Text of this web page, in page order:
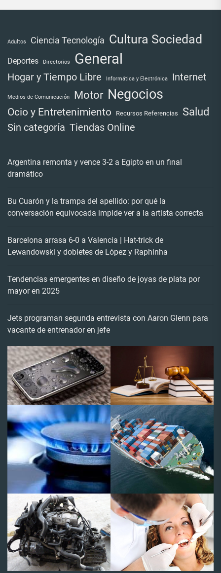
Adultos Ciencia Tecnología Cultura Sociedad
Deportes Directorios General
Hogar y Tiempo Libre Informática y Electrónica Internet
Medios de Comunicación Motor Negocios
Ocio y Entretenimiento Recursos Referencias Salud
Sin categoría Tiendas Online
Argentina remonta y vence 3-2 a Egipto en un final
dramático
Bu Cuarón y la trampa del apellido: por qué la
conversación equivocada impide ver a la artista correcta
Barcelona arrasa 6-0 a Valencia | Hat-trick de
Lewandowski y dobletes de López y Raphinha
Tendencias emergentes en diseño de joyas de plata por
mayor en 2025
Jets programan segunda entrevista con Aaron Glenn para
vacante de entrenador en jefe